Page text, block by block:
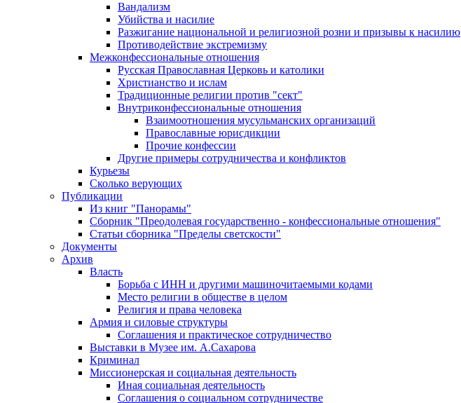
Вандализм
Убийства и насилие
Разжигание национальной и религиозной розни и призывы к насилию
Противодействие экстремизму
Межконфессиональные отношения
Русская Православная Церковь и католики
Христианство и ислам
Традиционные религии против "сект"
Внутриконфессиональные отношения
Взаимоотношения мусульманских организаций
Православные юрисдикции
Прочие конфессии
Другие примеры сотрудничества и конфликтов
Курьезы
Сколько верующих
Публикации
Из книг "Панорамы"
Сборник "Преодолевая государственно - конфессиональные отношения"
Статьи сборника "Пределы светскости"
Документы
Архив
Власть
Борьба с ИНН и другими машиночитаемыми кодами
Место религии в обществе в целом
Религия и права человека
Армия и силовые структуры
Соглашения и практическое сотрудничество
Выставки в Музее им. А.Сахарова
Криминал
Миссионерская и социальная деятельность
Иная социальная деятельность
Соглашения о социальном сотрудничестве